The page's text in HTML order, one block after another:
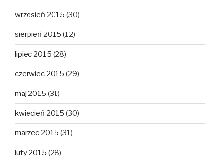
wrzesień 2015 (30)
sierpień 2015 (12)
lipiec 2015 (28)
czerwiec 2015 (29)
maj 2015 (31)
kwiecień 2015 (30)
marzec 2015 (31)
luty 2015 (28)